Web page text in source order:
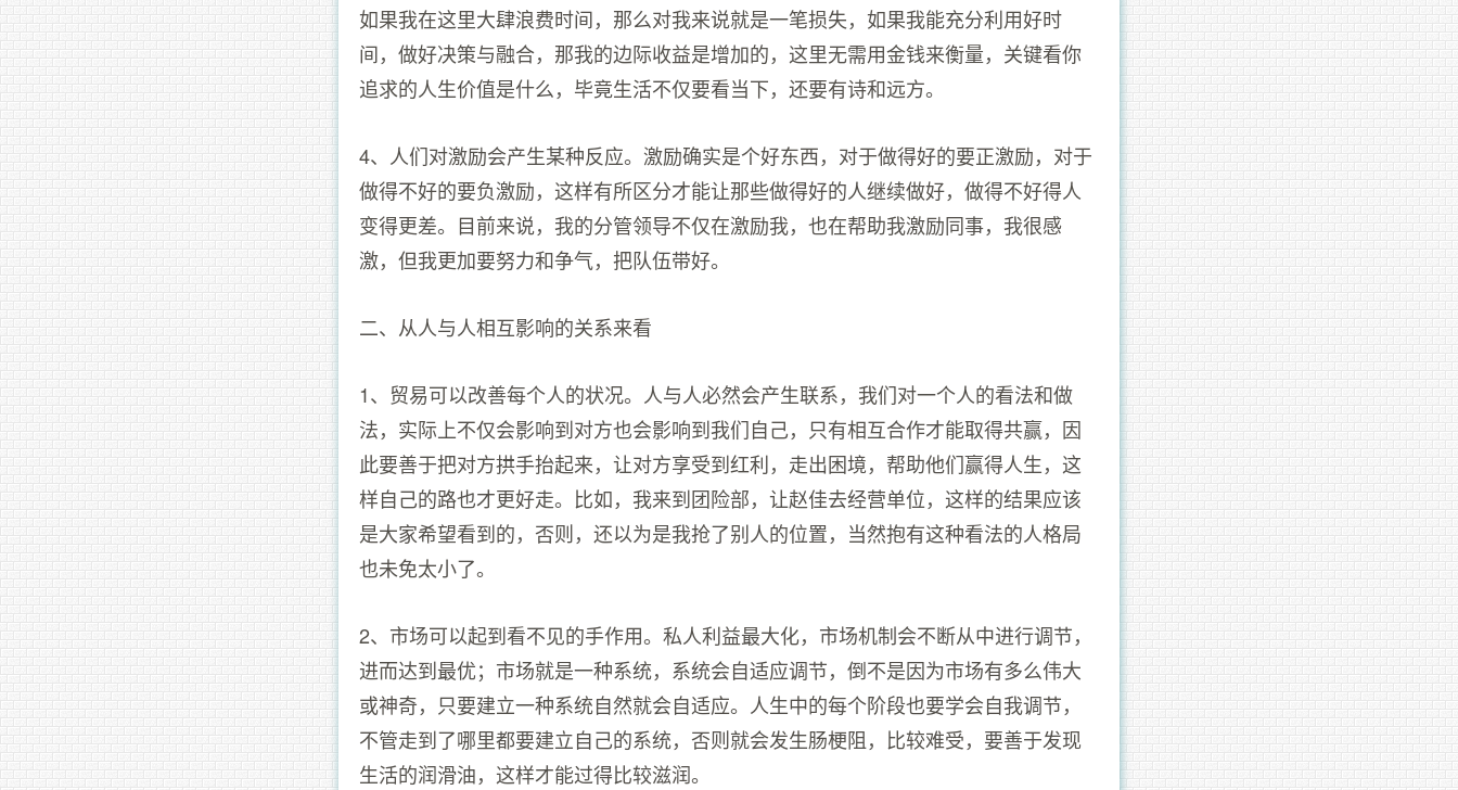
如果我在这里大肆浪费时间，那么对我来说就是一笔损失，如果我能充分利用好时
间，做好决策与融合，那我的边际收益是增加的，这里无需用金钱来衡量，关键看你
追求的人生价值是什么，毕竟生活不仅要看当下，还要有诗和远方。
4、人们对激励会产生某种反应。激励确实是个好东西，对于做得好的要正激励，对于
做得不好的要负激励，这样有所区分才能让那些做得好的人继续做好，做得不好得人
变得更差。目前来说，我的分管领导不仅在激励我，也在帮助我激励同事，我很感
激，但我更加要努力和争气，把队伍带好。
二、从人与人相互影响的关系来看
1、贸易可以改善每个人的状况。人与人必然会产生联系，我们对一个人的看法和做
法，实际上不仅会影响到对方也会影响到我们自己，只有相互合作才能取得共赢，因
此要善于把对方拱手抬起来，让对方享受到红利，走出困境，帮助他们赢得人生，这
样自己的路也才更好走。比如，我来到团险部，让赵佳去经营单位，这样的结果应该
是大家希望看到的，否则，还以为是我抢了别人的位置，当然抱有这种看法的人格局
也未免太小了。
2、市场可以起到看不见的手作用。私人利益最大化，市场机制会不断从中进行调节，
进而达到最优；市场就是一种系统，系统会自适应调节，倒不是因为市场有多么伟大
或神奇，只要建立一种系统自然就会自适应。人生中的每个阶段也要学会自我调节，
不管走到了哪里都要建立自己的系统，否则就会发生肠梗阻，比较难受，要善于发现
生活的润滑油，这样才能过得比较滋润。